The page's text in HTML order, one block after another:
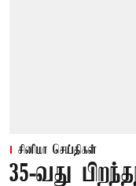
சினிமா செய்திகள்
35-வது